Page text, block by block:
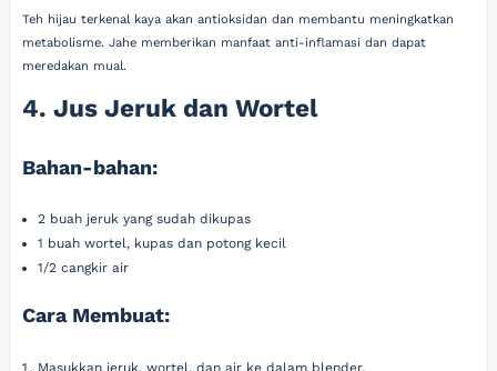
Teh hijau terkenal kaya akan antioksidan dan membantu meningkatkan
metabolisme. Jahe memberikan manfaat anti-inflamasi dan dapat
meredakan mual.
4. Jus Jeruk dan Wortel
Bahan-bahan:
2 buah jeruk yang sudah dikupas
1 buah wortel, kupas dan potong kecil
1/2 cangkir air
Cara Membuat:
Masukkan jeruk, wortel, dan air ke dalam blender.